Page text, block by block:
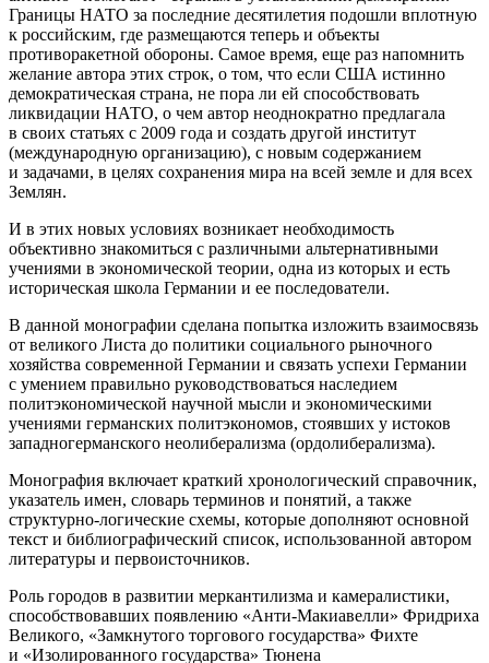
Границы НАТО за последние десятилетия подошли вплотную
к российским, где размещаются теперь и объекты
противоракетной обороны. Самое время, еще раз напомнить
желание автора этих строк, о том, что если США истинно
демократическая страна, не пора ли ей способствовать
ликвидации НАТО, о чем автор неоднократно предлагала
в своих статьях с 2009 года и создать другой институт
(международную организацию), с новым содержанием
и задачами, в целях сохранения мира на всей земле и для всех
Землян.
И в этих новых условиях возникает необходимость
объективно знакомиться с различными альтернативными
учениями в экономической теории, одна из которых и есть
историческая школа Германии и ее последователи.
В данной монографии сделана попытка изложить взаимосвязь
от великого Листа до политики социального рыночного
хозяйства современной Германии и связать успехи Германии
с умением правильно руководствоваться наследием
политэкономической научной мысли и экономическими
учениями германских политэкономов, стоявших у истоков
западногерманского неолиберализма (ордолиберализма).
Монография включает краткий хронологический справочник,
указатель имен, словарь терминов и понятий, а также
структурно-логические схемы, которые дополняют основной
текст и библиографический список, использованной автором
литературы и первоисточников.
Роль городов в развитии меркантилизма и камералистики,
способствовавших появлению «Анти-Макиавелли» Фридриха
Великого, «Замкнутого торгового государства» Фихте
и «Изолированного государства» Тюнена